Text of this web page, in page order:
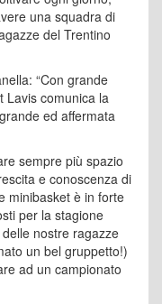
una squadra di
del Trentino
“Con grande
Lavis comunica la
ed affermata
sempre più spazio
e conoscenza di
minibasket è in forte
per la stagione
nostre ragazze
un bel gruppetto!)
ad un campionato